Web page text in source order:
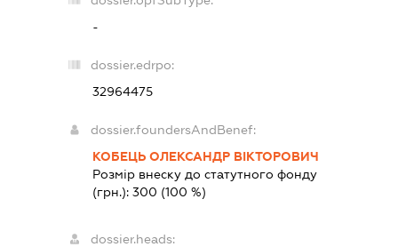
-
dossier.edrpo:
32964475
dossier.foundersAndBenef:
КОБЕЦЬ ОЛЕКСАНДР ВІКТОРОВИЧ
Розмір внеску до статутного фонду
(грн.): 300 (100 %)
dossier.heads: